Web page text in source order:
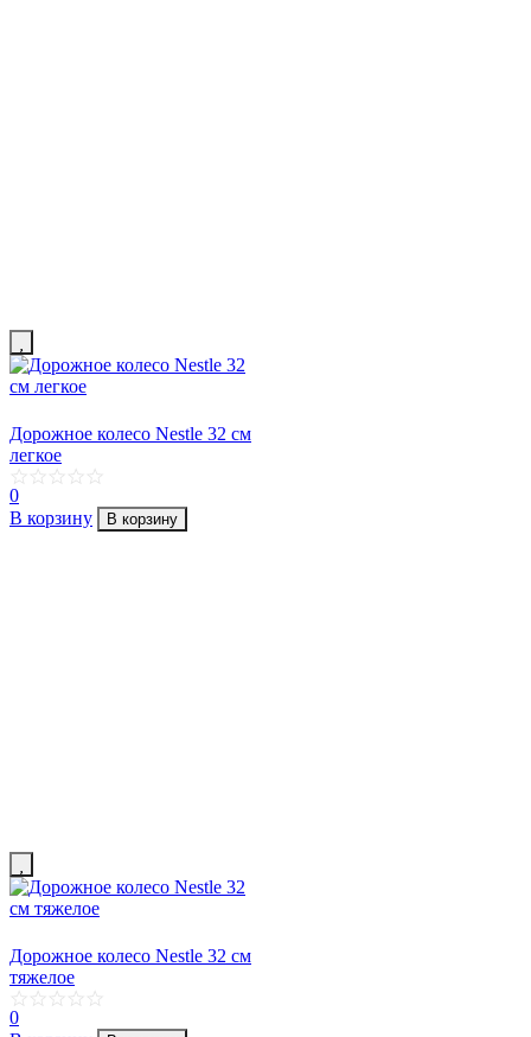
Дорожное колесо Nestle 32 см
легкое
0
В корзину
В корзину
Дорожное колесо Nestle 32 см
тяжелое
0